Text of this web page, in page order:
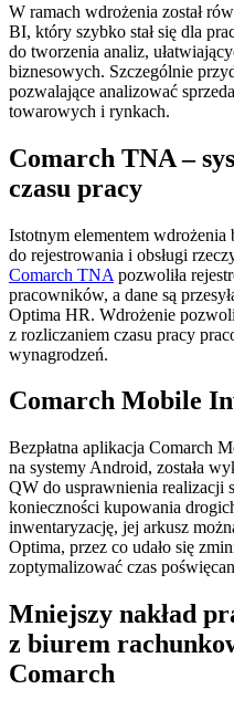
W ramach wdrożenia został
BI, który szybko stał się dla
do tworzenia analiz,
biznesowych. Szczególnie
pozwalające analizować
towarowych i rynkach.
Comarch TNA –
czasu pracy
Istotnym elementem wdrożenia
do rejestrowania i obsługi
Comarch TNA pozwoliła
pracowników, a dane są
Optima HR. Wdrożenie
z rozliczaniem czasu pracy
wynagrodzeń.
Comarch Mobile
Bezpłatna aplikacja Comarch
na systemy Android, została
QW do usprawnienia realizacji
konieczności kupowania
inwentaryzację, jej arkusz
Optima, przez co udało się
zoptymalizować czas
Mniejszy nakład
z biurem
Comarch